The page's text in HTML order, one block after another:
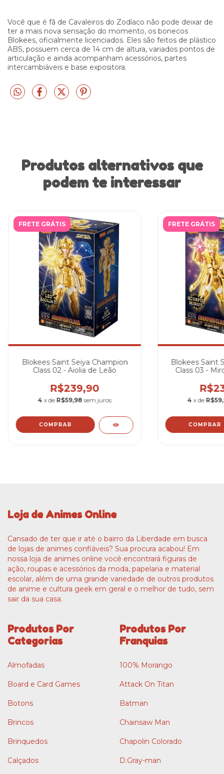
Você que é fã de Cavaleiros do Zodíaco não pode deixar de
ter a mais nova sensação do momento, os bonecos
Blokees, oficialmente licenciados. Eles são feitos de plástico
ABS, possuem cerca de 14 cm de altura, variados pontos de
articulação e ainda acompanham acessórios, partes
intercambiáveis e base expositora.
Produtos alternativos que
podem te interessar
FRETE GRÁTIS
Blokees Saint Seiya Champion
Class 02 - Aiolia de Leão
R$239,90
4 x de R$59,98 sem juros
FRETE GRÁTIS
Blokees Saint
Class 03 -
4 x de
Loja de Animes Online
Cansado de ter que ir até o bairro da Liberdade em busca
de lojas de animes confiáveis? Sua procura acabou! Em
nossa loja de animes online você encontrará figuras de
ação, roupas e acessórios da moda, papelaria e material
escolar, além de uma grande variedade de outros produtos
de anime e cultura geek em geral e o melhor de tudo, sem
sair da sua casa.
Produtos Por
Categorias
Almofadas
Board e Card Games
Botons
Brincos
Brinquedos
Calçados
Produtos Por
Franquias
100% Morango
Attack On Titan
Batman
Chainsaw Man
Chapolin Colorado
D.Gray-man